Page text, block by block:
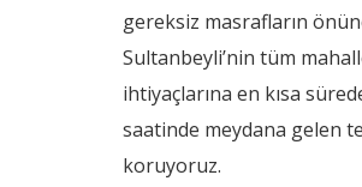
gereksiz masrafların
Sultanbeyli’nin tüm
ihtiyaçlarına en kısa
saatinde meydana gelen
koruyoruz.